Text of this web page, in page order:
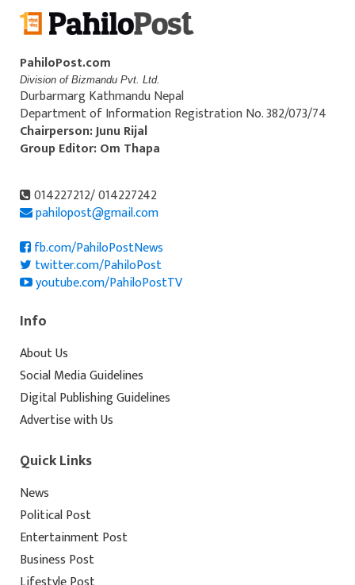
PahiloPost.com
Division of Bizmandu Pvt. Ltd.
Durbarmarg Kathmandu Nepal
Department of Information Registration No. 382/073/74
Chairperson: Junu Rijal
Group Editor: Om Thapa
014227212/ 014227242
pahilopost@gmail.com
fb.com/PahiloPostNews
twitter.com/PahiloPost
youtube.com/PahiloPostTV
Info
About Us
Social Media Guidelines
Digital Publishing Guidelines
Advertise with Us
Quick Links
News
Political Post
Entertainment Post
Business Post